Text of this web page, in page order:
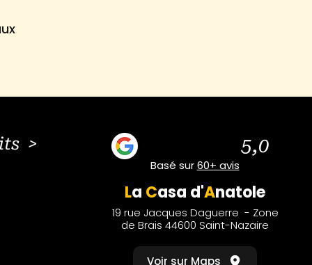
> 5,0
Basé sur60+ avis
La Casa d'Anatole
19 rue Jacques Daguerre - Zone
de Brais 44600 Saint-Nazaire
Voir sur Maps